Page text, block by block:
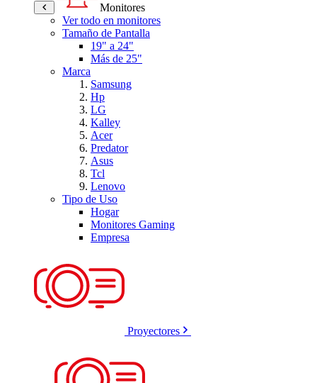
Monitores
Ver todo en monitores
Tamaño de Pantalla
19" a 24"
Más de 25"
Marca
Samsung
Hp
LG
Kalley
Acer
Predator
Asus
Tcl
Lenovo
Tipo de Uso
Hogar
Monitores Gaming
Empresa
Proyectores